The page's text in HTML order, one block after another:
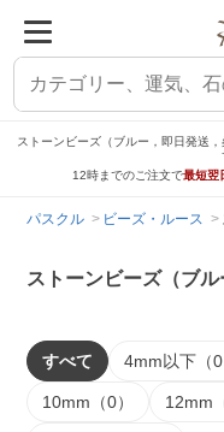
ストーンビーズ（ブルー，即日発送
12時までのご注文で最短翌
パスクル ビーズ・ルース
ストーンビーズ（ブル
すべて 4mm以下（0
10mm（0） 12mm